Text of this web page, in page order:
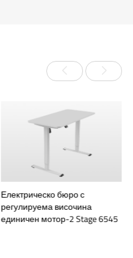
Електрическо бюро с
регулируема височина
единичен мотор-2 Stage 6545